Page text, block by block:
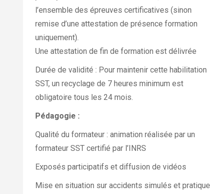
l’ensemble des épreuves certificatives (sinon
remise d’une attestation de présence formation
uniquement).
Une attestation de fin de formation est délivrée
Durée de validité : Pour maintenir cette habilitation
SST, un recyclage de 7 heures minimum est
obligatoire tous les 24 mois.
Pédagogie :
Qualité du formateur : animation réalisée par un
formateur SST certifié par l’INRS
Exposés participatifs et diffusion de vidéos
Mise en situation sur accidents simulés et pratique